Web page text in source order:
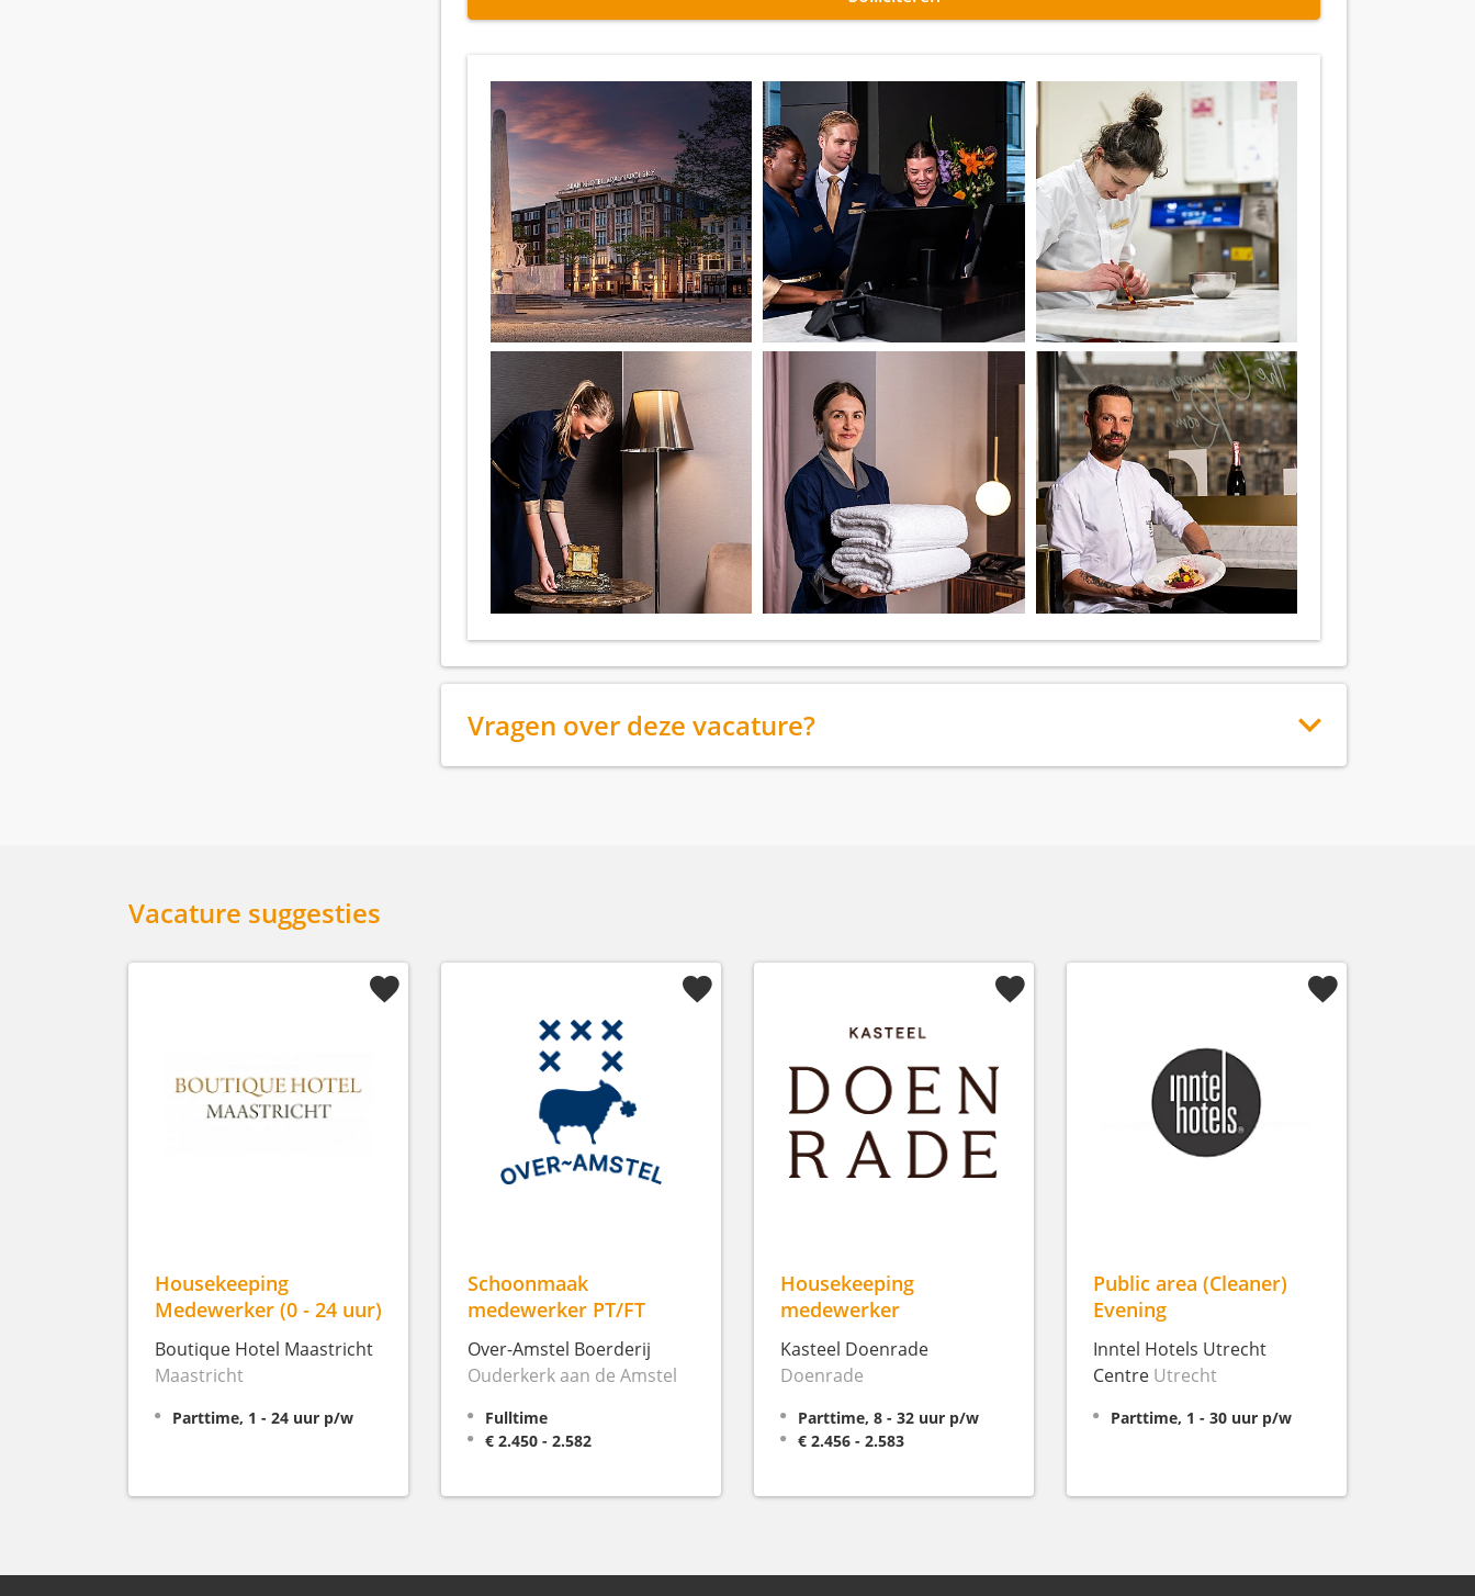
Vragen over deze vacature?
Vacature suggesties
Housekeeping
Medewerker (0 - 24 uur)
Boutique Hotel Maastricht
Maastricht
Parttime, 1 - 24 uur p/w
Schoonmaak
medewerker PT/FT
Over-Amstel Boerderij
Ouderkerk aan de Amstel
Fulltime
€ 2.450 - 2.582
Housekeeping
medewerker
Kasteel Doenrade
Doenrade
Parttime, 8 - 32 uur p/w
€ 2.456 - 2.583
Public area (Cleaner)
Evening
Inntel Hotels Utrecht
Centre Utrecht
Parttime, 1 - 30 uur p/w